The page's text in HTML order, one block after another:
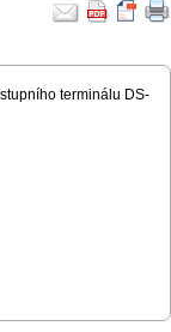
terminálu DS-